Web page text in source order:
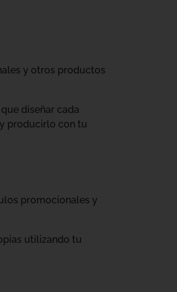
y otros productos
diseñar cada
producirlo con tu
promocionales y
utilizando tu